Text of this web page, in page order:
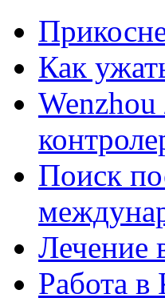
Как
Wenzhou
Поиск
Лечение
Работа в